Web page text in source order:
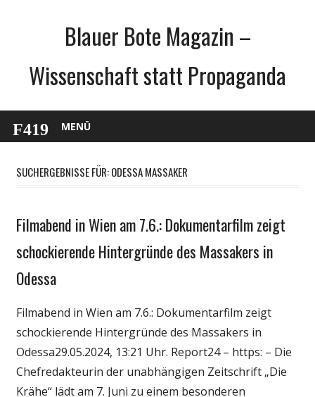
Blauer Bote Magazin –
Wissenschaft statt Propaganda
MENÜ
SUCHERGEBNISSE FÜR:ODESSA MASSAKER
Gesellschaft
Medien
Wirtschaft
Wissenschaft
Filmabend in Wien am 7.6.: Dokumentarfilm zeigt
schockierende Hintergründe des Massakers in
Odessa
Filmabend in Wien am 7.6.: Dokumentarfilm zeigt
schockierende Hintergründe des Massakers in
Odessa29.05.2024, 13:21 Uhr. Report24 – https: – Die
Chefredakteurin der unabhängigen Zeitschrift „Die
Krähe“ lädt am 7. Juni zu einem besonderen